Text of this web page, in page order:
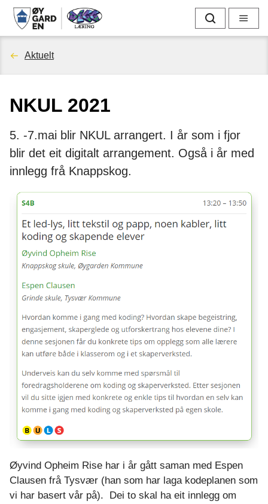
D
i
g
æ
r
i
n
Søk Meny
Du
her:
Aktuelt
NKUL 2021
5. -7.mai blir NKUL arrangert. I år som i fjor
blir det eit digitalt arrangement. Også i år med
innlegg frå Knappskog.
Øyvind Opheim Rise har i år gått saman med Espen
Clausen frå Tysvær (han som har laga kodeplanen som
vi har basert vår på). Dei to skal ha eit innlegg om